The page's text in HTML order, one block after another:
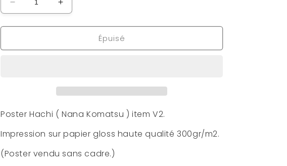
Réduire
la
quantité
Poster
Augmenter
la
quantité
Poster
Épuisé
Poster Hachi ( Nana Komatsu ) item V2.
Impression sur papier gloss haute qualité 300gr/m2.
(Poster vendu sans cadre.)